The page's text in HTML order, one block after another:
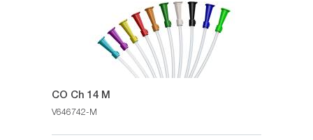
CO Ch 14 M
V646742-M